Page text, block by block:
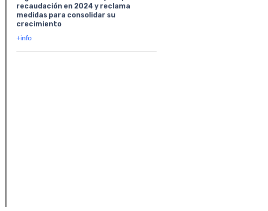
recaudación en 2024 y reclama
medidas para consolidar su
crecimiento
+info